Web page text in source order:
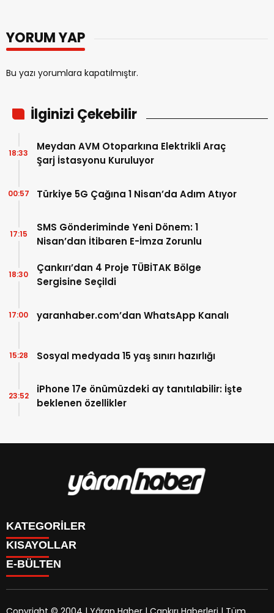
YORUM YAP
Bu yazı yorumlara kapatılmıştır.
İlginizi Çekebilir
Meydan AVM Otoparkına Elektrikli Araç
Şarj İstasyonu Kuruluyor
18:33
Türkiye 5G Çağına 1 Nisan’da Adım Atıyor
00:57
SMS Gönderiminde Yeni Dönem: 1
Nisan’dan İtibaren E-İmza Zorunlu
17:15
Çankırı’dan 4 Proje TÜBİTAK Bölge
Sergisine Seçildi
18:30
yaranhaber.com’dan WhatsApp Kanalı
17:00
Sosyal medyada 15 yaş sınırı hazırlığı
15:28
iPhone 17e önümüzdeki ay tanıtılabilir: İşte
beklenen özellikler
23:52
KATEGORİLER
Manşet
Gündem
Politika
KISAYOLLAR
CANLI BORSA
FİKSTÜR
E-BÜLTEN